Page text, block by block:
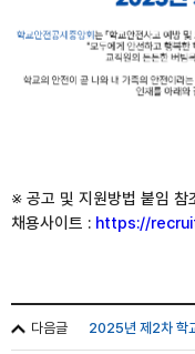
※ 공고 및 지원방법 붙임 참
채용사이트 : https://
다음글 2025년 제2차 학